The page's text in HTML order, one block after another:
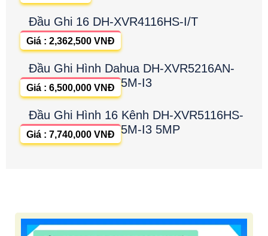
Đầu Ghi 16 DH-XVR4116HS-I/T
Giá : 2,362,500 VNĐ
Đầu Ghi Hình Dahua DH-XVR5216AN-
5M-I3
Giá : 6,500,000 VNĐ
Đầu Ghi Hình 16 Kênh DH-XVR5116HS-
5M-I3 5MP
Giá : 7,740,000 VNĐ